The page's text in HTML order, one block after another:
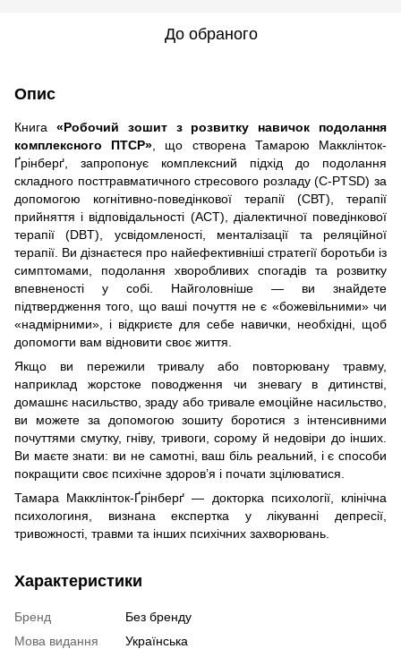
До обраного
Опис
Книга «Робочий зошит з розвитку навичок подолання
комплексного ПТСР» , що створена Тамарою Макклінток-
Ґрінберґ, запропонує комплексний підхід до подолання
складного посттравматичного стресового розладу (C-PTSD) за
допомогою когнітивно-поведінкової терапії (СВТ), терапії
прийняття і відповідальності (ACT), діалектичної поведінкової
терапії (DBT), усвідомленості, менталізації та реляційної
терапії. Ви дізнаєтеся про найефективніші стратегії боротьби із
симптомами, подолання хворобливих спогадів та розвитку
впевненості у собі. Найголовніше — ви знайдете
підтвердження того, що ваші почуття не є «божевільними» чи
«надмірними», і відкриєте для себе навички, необхідні, щоб
допомогти вам відновити своє життя.
Якщо ви пережили тривалу або повторювану травму,
наприклад жорстоке поводження чи зневагу в дитинстві,
домашнє насильство, зраду або тривале емоційне насильство,
ви можете за допомогою зошиту боротися з інтенсивними
почуттями смутку, гніву, тривоги, сорому й недовіри до інших.
Ви маєте знати: ви не самотні, ваш біль реальний, і є способи
покращити своє психічне здоров’я і почати зцілюватися.
Тамара Макклінток-Ґрінберґ — докторка психології, клінічна
психологиня, визнана експертка у лікуванні депресії,
тривожності, травми та інших психічних захворювань.
Характеристики
Бренд
Без бренду
Мова видання
Українська